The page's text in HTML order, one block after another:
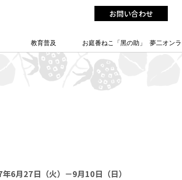
お問い合わせ
教育普及
こども夢二新聞
こども学芸員
校外学習について
夢二郷土美術館
ゆめじきょうどびじゅつかん
の
「あいうえお」
お庭番ねこ「黑の助」 夢二オン
6月27日（火）－9月10日（日）